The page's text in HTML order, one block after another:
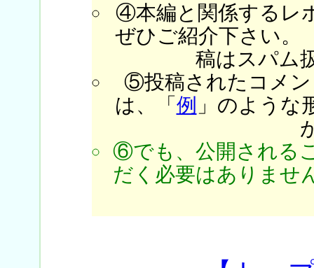
④本編と関係するレ
ぜひご紹介下さい。
稿はスパム
⑤投稿されたコメン
は、「 例 」のような
⑥でも、公開される
だく必要はありませ